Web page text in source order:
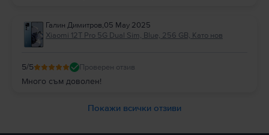
Галин Димитров,05 May 2025
Xiaomi 12T Pro 5G Dual Sim, Blue, 256 GB, Като нов
5/5 Проверен отзив
Много съм доволен!
Покажи всички отзиви